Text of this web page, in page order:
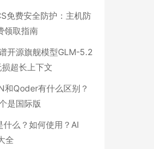
免费安全防护：主机防
领取指南
开源旗舰模型GLM-5.2
损超长上下文
和Qoder有什么区别？
是国际版
什么？如何使用？AI
全